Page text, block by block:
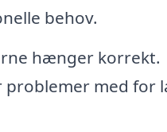
behov.
hænger korrekt.
problemer med for